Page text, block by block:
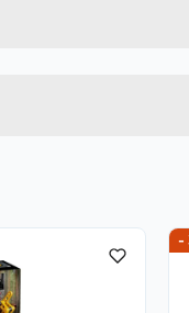
får du og barnet
-